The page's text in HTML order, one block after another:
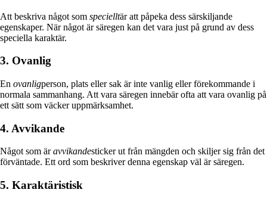
Att beskriva något som specielltär att påpeka dess särskiljande
egenskaper. När något är säregen kan det vara just på grund av dess
speciella karaktär.
3. Ovanlig
En ovanligperson, plats eller sak är inte vanlig eller förekommande i
normala sammanhang. Att vara säregen innebär ofta att vara ovanlig på
ett sätt som väcker uppmärksamhet.
4. Avvikande
Något som äravvikandesticker ut från mängden och skiljer sig från det
förväntade. Ett ord som beskriver denna egenskap väl är säregen.
5. Karaktäristisk